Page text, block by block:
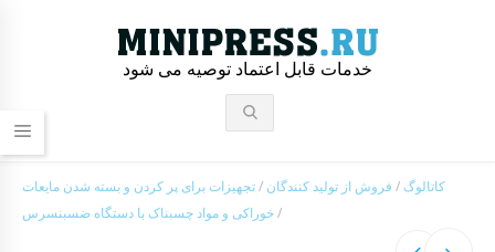
خدمات قابل اعتماد توصیه می شود
کاتالوگ / فروش از تولید کنندگان /تجهیزات برای پر کردن و بسته شدن مایعات
خوراکی و مواد چسبناک با دستگاه ضسبنسرس/